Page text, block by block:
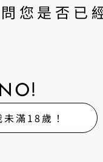
販售館
2樓
您是否已
NO!
未滿18歲！